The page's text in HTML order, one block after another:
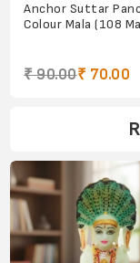
Anchor Suttar
Colour Mala (108
₹ 90.00₹ 70.00